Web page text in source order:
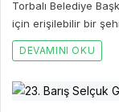
Torbalı Belediye
için erişilebilir bir
DEVAMINI OKU